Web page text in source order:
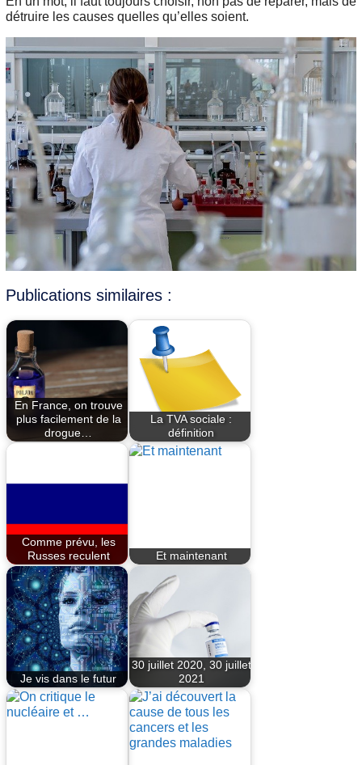
détruire les causes quelles qu’elles soient.
Publications similaires :
En France, on trouve
plus facilement de la
drogue…
La TVA sociale :
définition
Comme prévu, les
Russes reculent
Et maintenant
Je vis dans le futur
30 juillet 2020, 30 juillet
2021